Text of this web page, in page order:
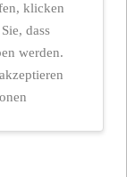
klicken
dass
werden.